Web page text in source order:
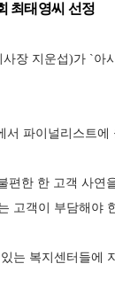
최태영씨 선정
장 지운섭)가 `
서 파이널리스트
편한 한 고객 사
고객이 부담해야
는 복지센터들에